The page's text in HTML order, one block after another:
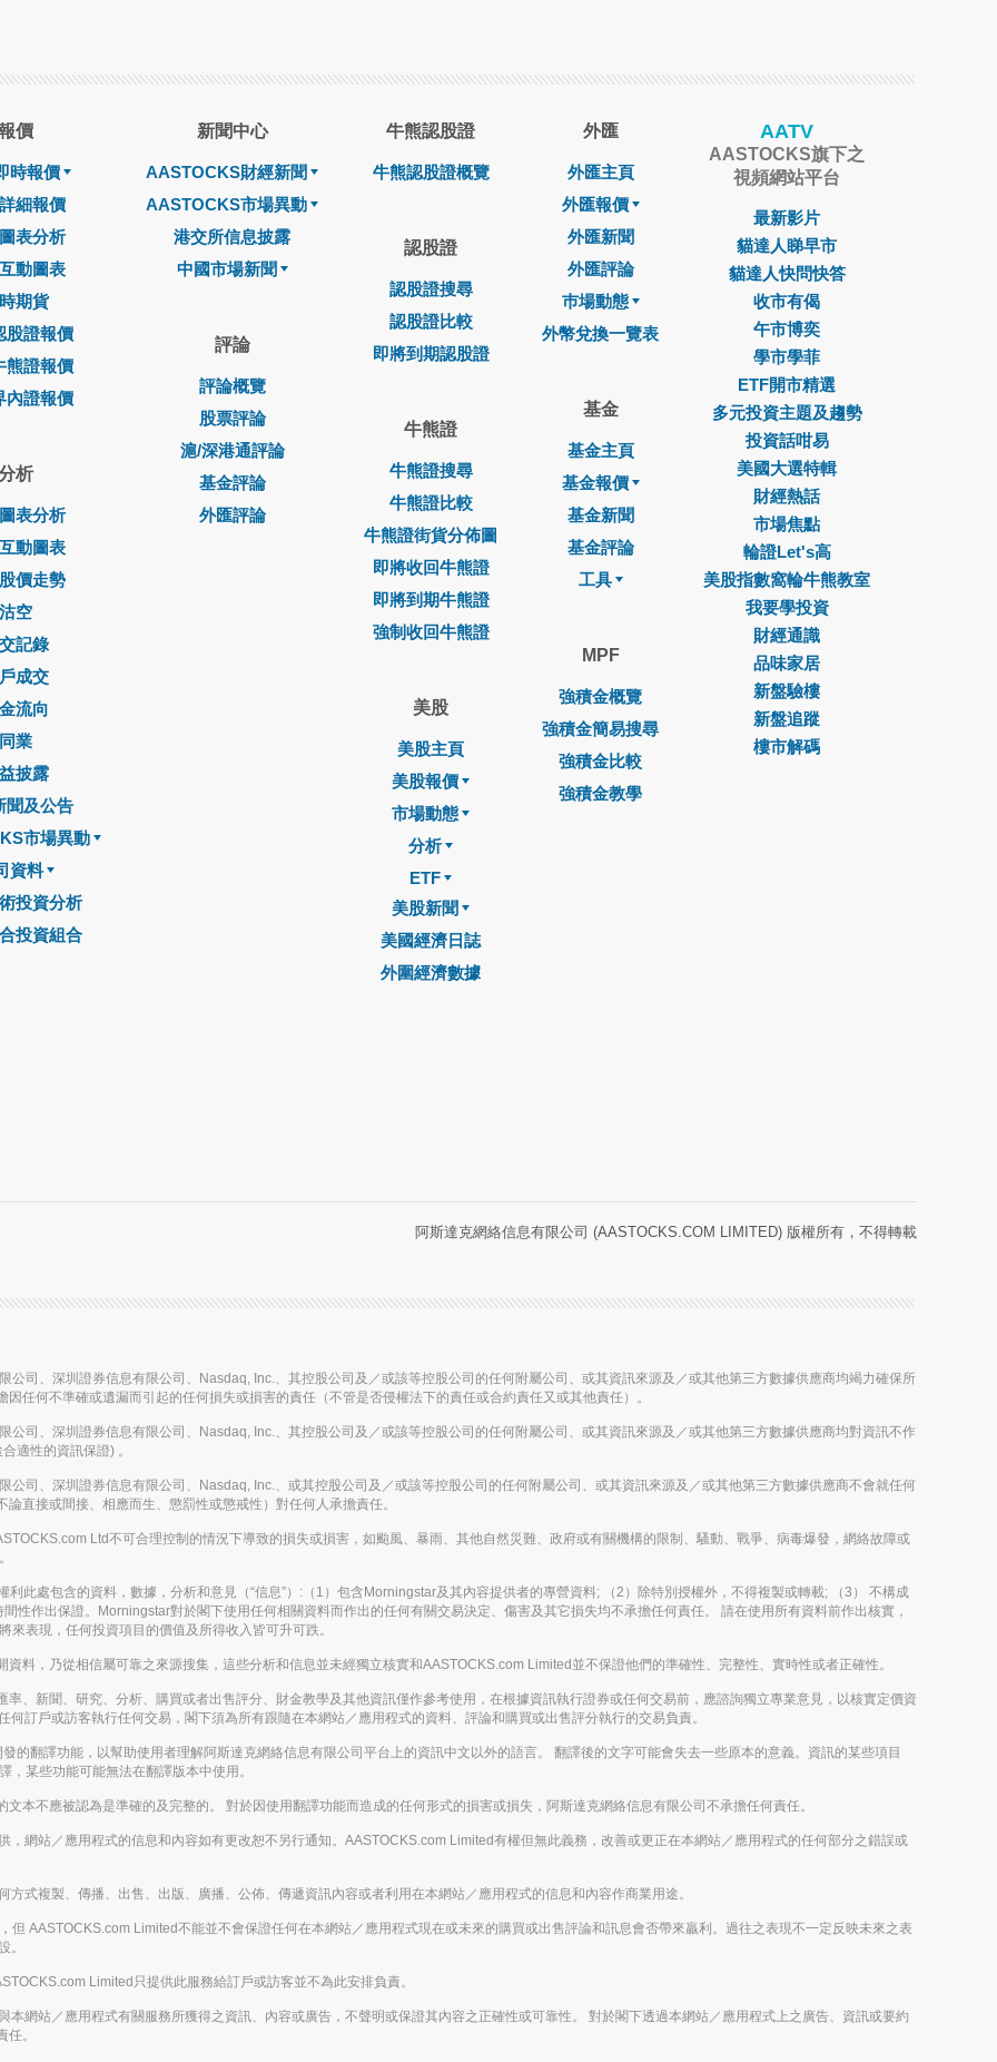
價
時報價
細報價
表分析
動圖表
期貨
股證報價
熊證報價
內證報價
析
表分析
動圖表
價走勢
空
記錄
成交
流向
業
披露
聞及公告
市場異動
資料
投資分析
投資組合
新聞中心
AASTOCKS財經新聞
AASTOCKS市場異動
港交所信息披露
中國市場新聞
評論
評論概覽
股票評論
滬/深港通評論
基金評論
外匯評論
牛熊認股證
牛熊認股證概覽
認股證
認股證搜尋
認股證比較
即將到期認股證
牛熊證
牛熊證搜尋
牛熊證比較
牛熊證街貨分佈圖
即將收回牛熊證
即將到期牛熊證
強制收回牛熊證
美股
美股主頁
美股報價
市場動態
分析
ETF
美股新聞
美國經濟日誌
外圍經濟數據
外匯
外匯主頁
外匯報價
外匯新聞
外匯評論
巿場動態
外幣兌換一覽表
基金
基金主頁
基金報價
基金新聞
基金評論
工具
MPF
強積金概覽
強積金簡易搜尋
強積金比較
強積金教學
AATV
AASTOCKS旗下之
視頻網站平台
最新影片
貓達人睇早市
貓達人快問快答
收市有偈
午市博奕
學市學菲
ETF開市精選
多元投資主題及趨勢
投資話咁易
美國大選特輯
財經熱話
市場焦點
輪證Let's高
美股指數窩輪牛熊教室
我要學投資
財經通識
品味家居
新盤驗樓
新盤追蹤
樓市解碼
阿斯達克網絡信息有限公司 (AASTOCKS.COM LIMITED) 版權所有，不得轉載
司、深圳證券信息有限公司、Nasdaq, Inc.、其控股公司及／或該等控股公司的任何附屬公司、或其資訊來源及／或其他第三方數據供應商均竭力確保所
任何不準確或遺漏而引起的任何損失或損害的責任（不管是否侵權法下的責任或合約責任又或其他責任）。
司、深圳證券信息有限公司、Nasdaq, Inc.、其控股公司及／或該等控股公司的任何附屬公司、或其資訊來源及／或其他第三方數據供應商均對資訊不作
適性的資訊保證) 。
司、深圳證券信息有限公司、Nasdaq, Inc.、或其控股公司及／或該等控股公司的任何附屬公司、或其資訊來源及／或其他第三方數據供應商不會就任何
直接或間接、相應而生、懲罰性或懲戒性）對任何人承擔責任。
Ltd不可合理控制的情況下導致的損失或損害，如颱風、暴雨、其他自然災難、政府或有關機構的限制、騷動、戰爭、病毒爆發，網絡故障或
此處包含的資料，數據，分析和意見（“信息”）:（1）包含Morningstar及其內容提供者的專營資料; （2）除特別授權外，不得複製或轉載; （3） 不構成
性作出保證。Morningstar對於閣下使用任何相關資料而作出的任何有關交易決定、傷害及其它損失均不承擔任何責任。 請在使用所有資料前作出核實，
表現，任何投資項目的價值及所得收入皆可升可跌。
料，乃從相信屬可靠之來源搜集，這些分析和信息並未經獨立核實和AASTOCKS.com Limited並不保證他們的準確性、完整性、實時性或者正確性。
、新聞、研究、分析、購買或者出售評分、財金教學及其他資訊僅作參考使用，在根據資訊執行證券或任何交易前，應諮詢獨立專業意見，以核實定價資
訂戶或訪客執行任何交易，閣下須為所有跟隨在本網站／應用程式的資料、評論和購買或出售評分執行的交易負責。
的翻譯功能，以幫助使用者理解阿斯達克網絡信息有限公司平台上的資訊中文以外的語言。 翻譯後的文字可能會失去一些原本的意義。資訊的某些項目
某些功能可能無法在翻譯版本中使用。
本不應被認為是準確的及完整的。 對於因使用翻譯功能而造成的任何形式的損害或損失，阿斯達克網絡信息有限公司不承擔任何責任。
網站／應用程式的信息和內容如有更改恕不另行通知。AASTOCKS.com Limited有權但無此義務，改善或更正在本網站／應用程式的任何部分之錯誤或
式複製、傳播、出售、出版、廣播、公佈、傳遞資訊內容或者利用在本網站／應用程式的信息和內容作商業用途。
AASTOCKS.com Limited不能並不會保證任何在本網站／應用程式現在或未來的購買或出售評論和訊息會否帶來贏利。過往之表現不一定反映未來之表
。
Limited只提供此服務給訂戶或訪客並不為此安排負責。
網站／應用程式有關服務所獲得之資訊、內容或廣告，不聲明或保證其內容之正確性或可靠性。 對於閣下透過本網站／應用程式上之廣告、資訊或要約
。